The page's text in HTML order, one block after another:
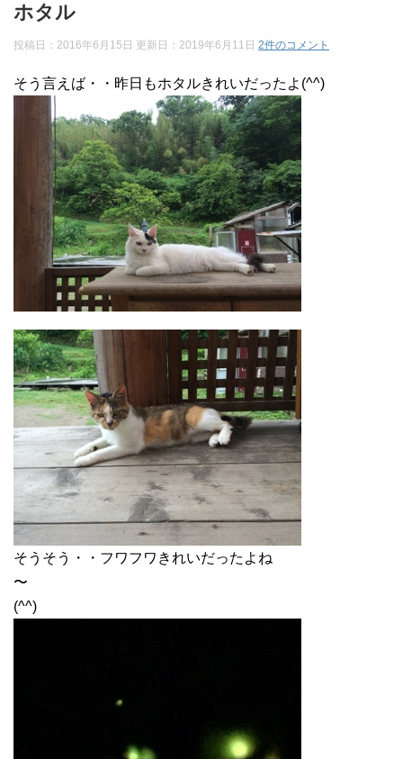
ホタル
投稿日：2016年6月15日 更新日： 2019年6月11日 2件のコメント
そう言えば・・昨日もホタルきれいだったよ(^^)
そうそう・・フワフワきれいだったよね
〜
(^^)